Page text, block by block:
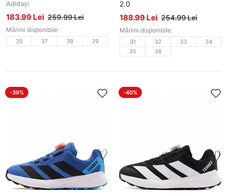
Adidași
183.99 Lei 259.99 Lei
Mărimi disponibile:
35 37 38 39
2.0
Sandale
188.99 Lei 254.99 Lei
Mărimi disponibile:
31 32 33
34
35
38
-39% -40%